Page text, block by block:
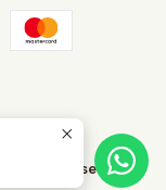
por Jumpseller.